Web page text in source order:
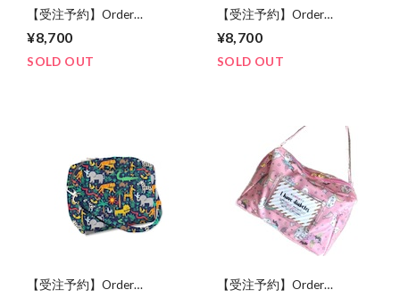
【受注予約】Order
insulin bag【受注予約】★
リバティ メドゥソング ★マ
¥8,700
SOLD OUT
【受注予約】Order
insulin bag【受注予約】★
リバティ ベストインショ
¥8,700
SOLD OUT
【受注予約】Order
【受注予約】Order